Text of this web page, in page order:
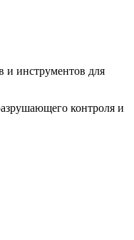
и инструментов для
контроля и